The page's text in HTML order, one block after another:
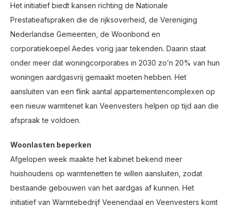
Het initiatief biedt kansen richting de Nationale
Prestatieafspraken die de rijksoverheid, de Vereniging
Nederlandse Gemeenten, de Woonbond en
corporatiekoepel Aedes vorig jaar tekenden. Daarin staat
onder meer dat woningcorporaties in 2030 zo’n 20% van hun
woningen aardgasvrij gemaakt moeten hebben. Het
aansluiten van een flink aantal appartementencomplexen op
een nieuw warmtenet kan Veenvesters helpen op tijd aan die
afspraak te voldoen.
Woonlasten beperken
Afgelopen week maakte het kabinet bekend meer
huishoudens op warmtenetten te willen aansluiten, zodat
bestaande gebouwen van het aardgas af kunnen. Het
initiatief van Warmtebedrijf Veenendaal en Veenvesters komt